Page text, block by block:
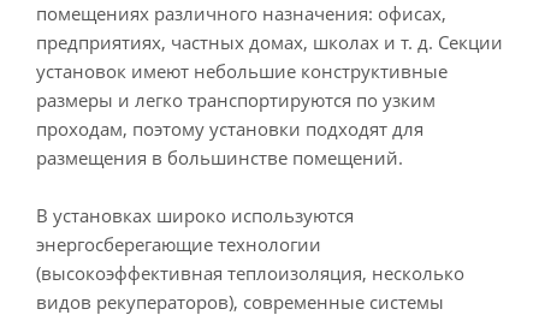
помещениях различного назначения: офисах,
предприятиях, частных домах, школах и т. д. Секции
установок имеют небольшие конструктивные
размеры и легко транспортируются по узким
проходам, поэтому установки подходят для
размещения в большинстве помещений.
В установках широко используются
энергосберегающие технологии
(высокоэффективная теплоизоляция, несколько
видов рекуператоров), современные системы